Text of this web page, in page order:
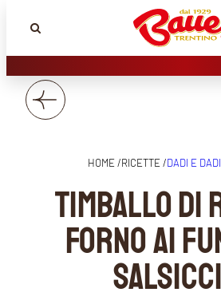
HOME /RICETTE /DADI E
Timballo di
forno ai